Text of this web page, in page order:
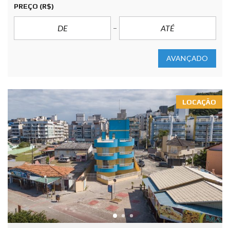
PREÇO (R$)
AVANÇADO
LOCAÇÃO